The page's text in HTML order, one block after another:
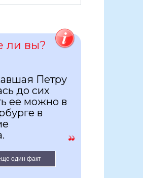
ли вы?
Петру
до сих
ее можно в
в
один факт